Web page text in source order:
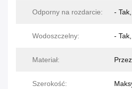
Odporny na rozdarcie: -
Wodoszczelny: -
Materiał:
Szerokość: